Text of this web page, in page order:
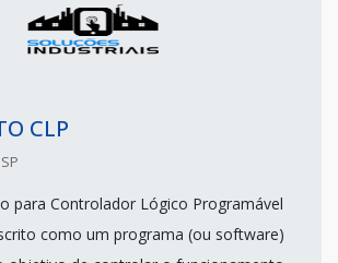
CLP
para Controlador Lógico Programável
como um programa (ou software)